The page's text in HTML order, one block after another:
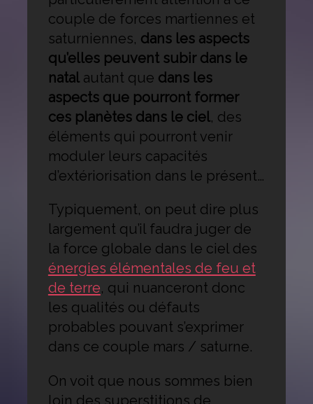
couple de forces martiennes et
saturniennes, dans les aspects
qu’elles peuvent subir dans le
natalautant que dans les
aspects que pourront former
ces planètes dans le ciel, des
éléments qui pourront venir
moduler leurs capacités
d’extériorisation dans le présent…
Typiquement, on peut dire plus
largement qu’il faudra juger de
la force globale dans le ciel des
énergies élémentales de feu et
de terre, qui nuanceront donc
les qualités ou défauts
probables pouvant s’exprimer
dans ce couple mars / saturne.
On voit que nous sommes bien
loin des superstitions de